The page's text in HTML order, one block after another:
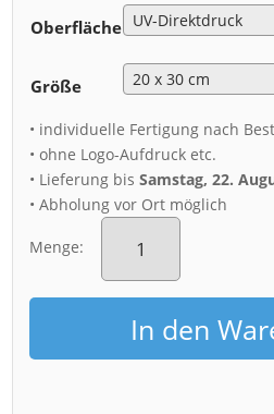
Oberfläche
Größe
• individuelle Fertigung nach
• ohne Logo-Aufdruck etc.
• Lieferung bisSamstag, 22.
• Abholung vor Ort möglich
Menge:
Alu-
Dibond
Brunnen
Stille
Wasser
MengeIn den